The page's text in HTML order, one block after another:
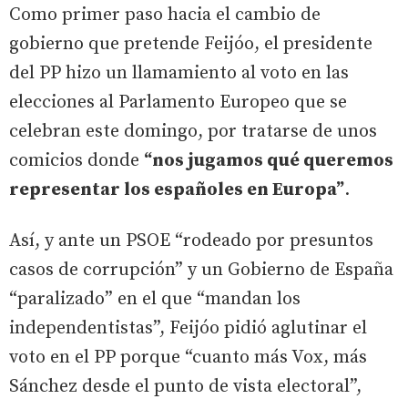
Como primer paso hacia el cambio de
gobierno que pretende Feijóo, el presidente
del PP hizo un llamamiento al voto en las
elecciones al Parlamento Europeo que se
celebran este domingo, por tratarse de unos
comicios donde “nos jugamos qué queremos
representar los españoles en Europa”.
Así, y ante un PSOE “rodeado por presuntos
casos de corrupción” y un Gobierno de España
“paralizado” en el que “mandan los
independentistas”, Feijóo pidió aglutinar el
voto en el PP porque “cuanto más Vox, más
Sánchez desde el punto de vista electoral”,